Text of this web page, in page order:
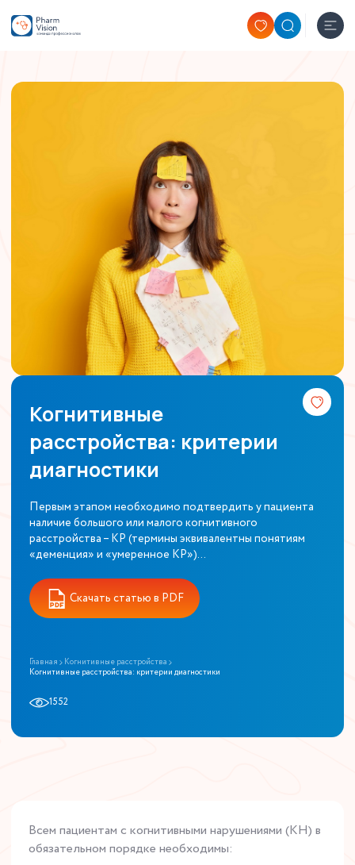
Когнитивные
расстройства: критерии
диагностики
Первым этапом необходимо подтвердить у пациента
наличие большого или малого когнитивного
расстройства – КР (термины эквивалентны понятиям
«деменция» и «умеренное КР»)...
Скачать статью в PDF
Главная
Когнитивные расстройства
Когнитивные расстройства: критерии диагностики
1552
Всем пациентам с когнитивными нарушениями (КН) в
обязательном порядке необходимы: